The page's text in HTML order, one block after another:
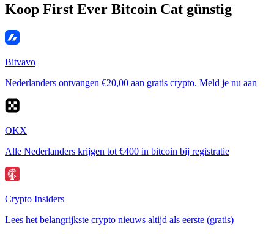
Koop First Ever Bitcoin Cat günstig
Bitvavo
Nederlanders ontvangen €20,00 aan gratis crypto. Meld je nu aan
OKX
Alle Nederlanders krijgen tot €400 in bitcoin bij registratie
Crypto Insiders
Lees het belangrijkste crypto nieuws altijd als eerste (gratis)